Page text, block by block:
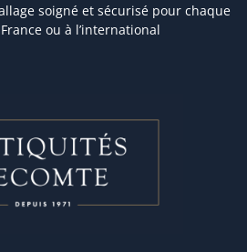
soigné et sécurisé pour chaque
ou à l’international